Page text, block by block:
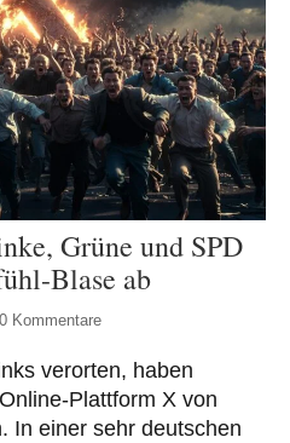
Grüne und SPD
Blase ab
Kommentare
verorten, haben
Plattform X von
In einer sehr deutschen